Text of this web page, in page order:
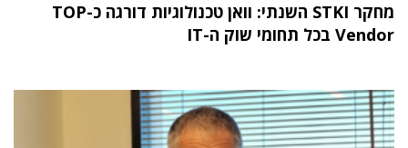
מחקר STKI השנתי: וואן טכנולוגיות דורגה כ-TOP
Vendor בכל תחומי שוק ה-IT